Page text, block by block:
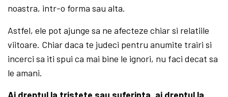
noastra, intr-o forma sau alta.
Astfel, ele pot ajunge sa ne afecteze chiar si relatiile
viitoare. Chiar daca te judeci pentru anumite trairi si
incerci sa iti spui ca mai bine le ignori, nu faci decat sa
le amani.